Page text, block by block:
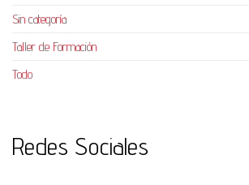
Sin categoría
Taller de Formación
Todo
Redes Sociales